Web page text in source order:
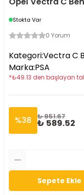
Stokta Var
0 Yorum
Kategori:Vectra C
Marka:PSA
*₺49.13 den başlayan
%38 ₺ 951.67
₺ 589.52
Sepete Ekle